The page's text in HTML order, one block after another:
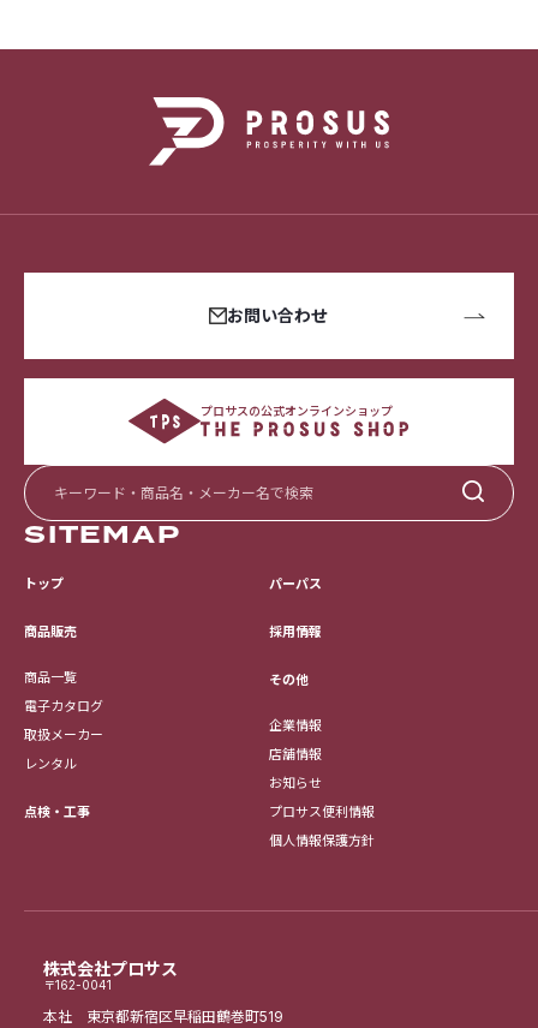
株式会社プロサス
〒162-0041
本社 東京都新宿区早稲田鶴巻町519
お問い合わせ
プロサスの公式オンラインショップ
SITEMAP
トップ
商品販売
商品一覧
電子カタログ
取扱メーカー
レンタル
点検・工事
パーパス
採用情報
その他
企業情報
店舗情報
お知らせ
プロサス便利情報
個人情報保護方針